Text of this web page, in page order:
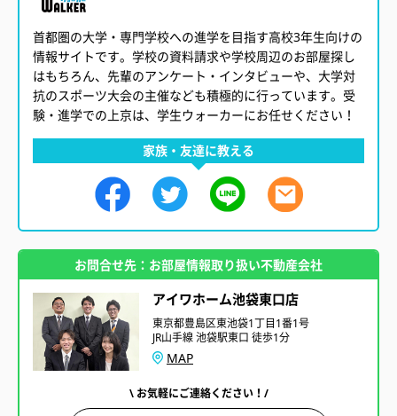
家族・友達に教える
首都圏の大学・専門学校への進学を目指す高校3年生向けの
情報サイトです。学校の資料請求や学校周辺のお部屋探し
はもちろん、先輩のアンケート・インタビューや、大学対
抗のスポーツ大会の主催なども積極的に行っています。受
験・進学での上京は、学生ウォーカーにお任せください！
お問合せ先：お部屋情報取り扱い不動産会社
アイワホーム池袋東口店
東京都豊島区東池袋1丁目1番1号
JR山手線 池袋駅東口 徒歩1分
MAP
\ お気軽にご連絡ください！/